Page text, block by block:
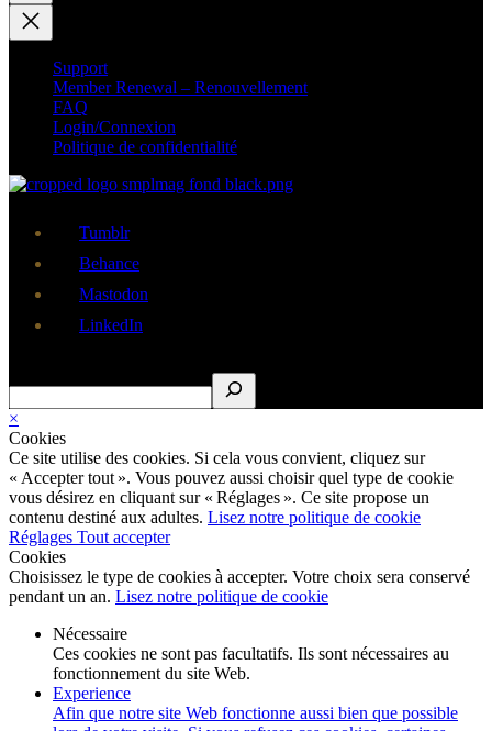
Support
Member Renewal – Renouvellement
FAQ
Login/Connexion
Politique de confidentialité
Tumblr
Behance
Mastodon
LinkedIn
×
Cookies
Ce site utilise des cookies. Si cela vous convient, cliquez sur
« Accepter tout ». Vous pouvez aussi choisir quel type de cookie
vous désirez en cliquant sur « Réglages ». Ce site propose un
contenu destiné aux adultes. Lisez notre politique de cookie
Réglages Tout accepter
Cookies
Choisissez le type de cookies à accepter. Votre choix sera conservé
pendant un an. Lisez notre politique de cookie
Nécessaire
Ces cookies ne sont pas facultatifs. Ils sont nécessaires au
fonctionnement du site Web.
Experience
Afin que notre site Web fonctionne aussi bien que possible